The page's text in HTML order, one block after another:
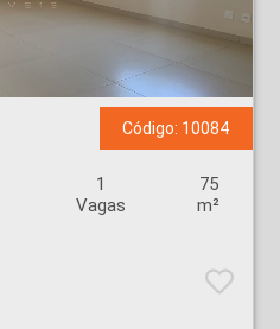
Código: 10084
1
Vagas
75
m²